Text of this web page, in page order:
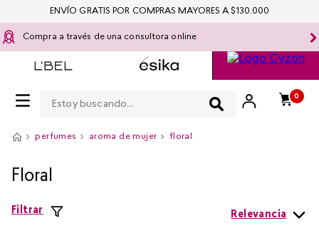
Compra a través de una consultora online
0
ENVÍO GRATIS POR COMPRAS MAYORES A $130.000
perfumes aroma de mujer floral
Floral
Filtrar Relevancia